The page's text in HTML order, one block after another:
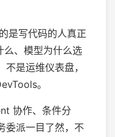
写代码的人真正
、模型为什么选
是运维仪表盘，
。
协作、条件分
委派一目了然，不